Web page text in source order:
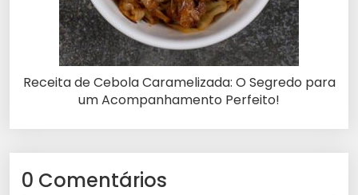
Receita de Cebola Caramelizada: O Segredo para
um Acompanhamento Perfeito!
0 Comentários